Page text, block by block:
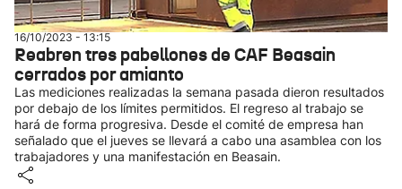
16/10/2023 - 13:15
Reabren tres pabellones de CAF Beasain
cerrados por amianto
Las mediciones realizadas la semana pasada dieron resultados
por debajo de los límites permitidos. El regreso al trabajo se
hará de forma progresiva. Desde el comité de empresa han
señalado que el jueves se llevará a cabo una asamblea con los
trabajadores y una manifestación en Beasain.